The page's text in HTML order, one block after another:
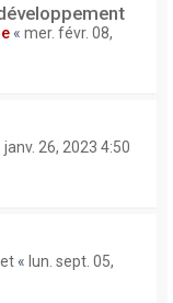
« mer. févr. 08,
janv. 26, 2023 4:50
« lun. sept. 05,